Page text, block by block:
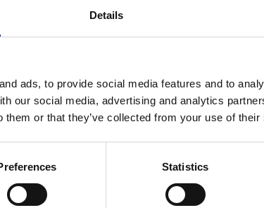
Details
ads, to provide social media features and to
our social media, advertising and analytics
them or that they’ve collected from your use of
Statistics
2-5 vardagar
KÖP
Inga produkter hittades.